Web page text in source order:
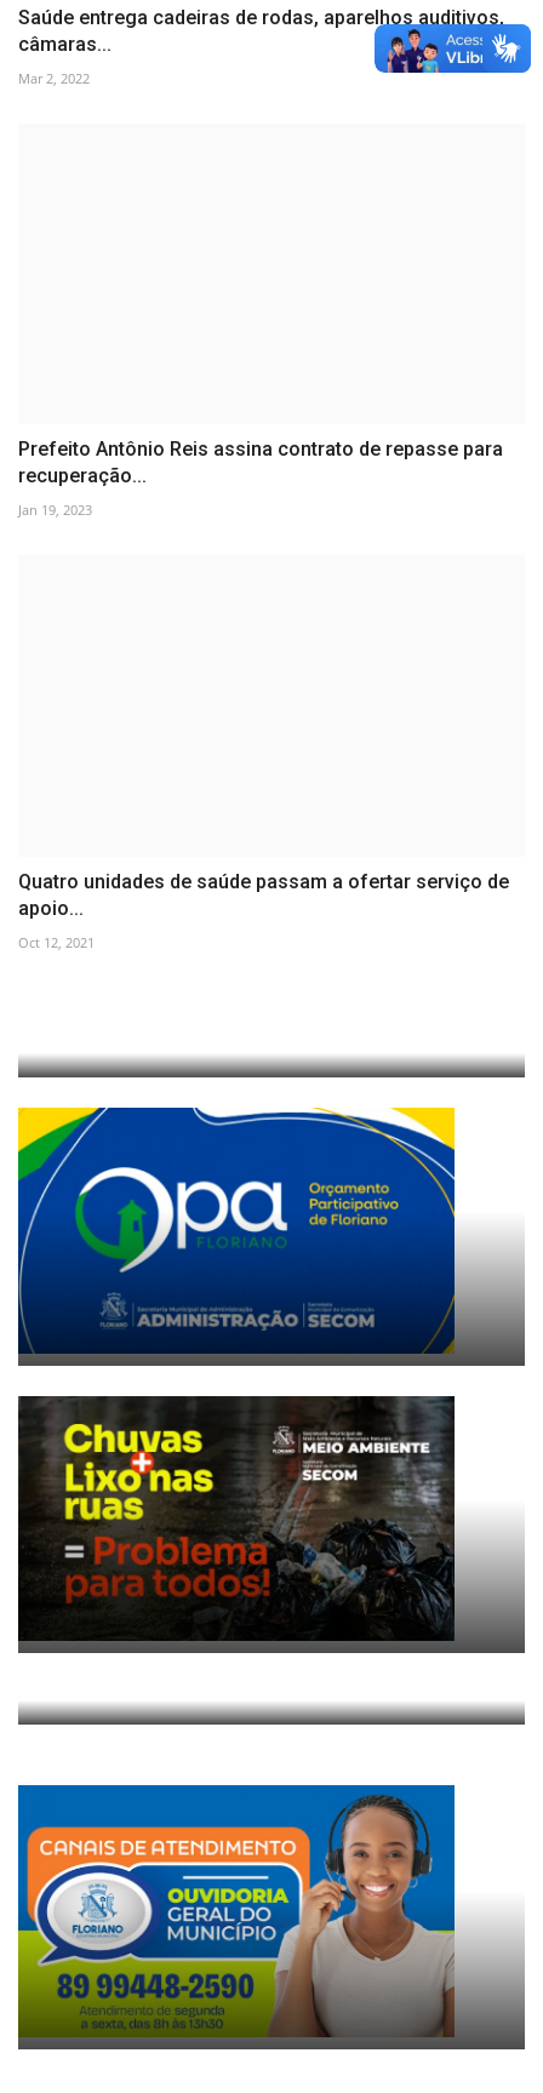
Saúde entrega cadeiras de rodas, aparelhos auditivos,
câmaras...
Mar 2, 2022
Prefeito Antônio Reis assina contrato de repasse para
recuperação...
Jan 19, 2023
Quatro unidades de saúde passam a ofertar serviço de
apoio...
Oct 12, 2021